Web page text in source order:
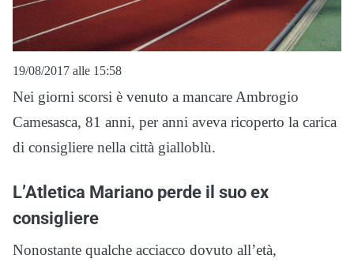
19/08/2017 alle 15:58
Nei giorni scorsi è venuto a mancare Ambrogio
Camesasca, 81 anni, per anni aveva ricoperto la carica
di consigliere nella città gialloblù.
L’Atletica Mariano perde il suo ex
consigliere
Nonostante qualche acciacco dovuto all’età,